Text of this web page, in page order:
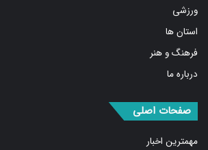
ورزشی
استان ها
فرهنگ و هنر
درباره ما
صفحات اصلی
مهمترین اخبار